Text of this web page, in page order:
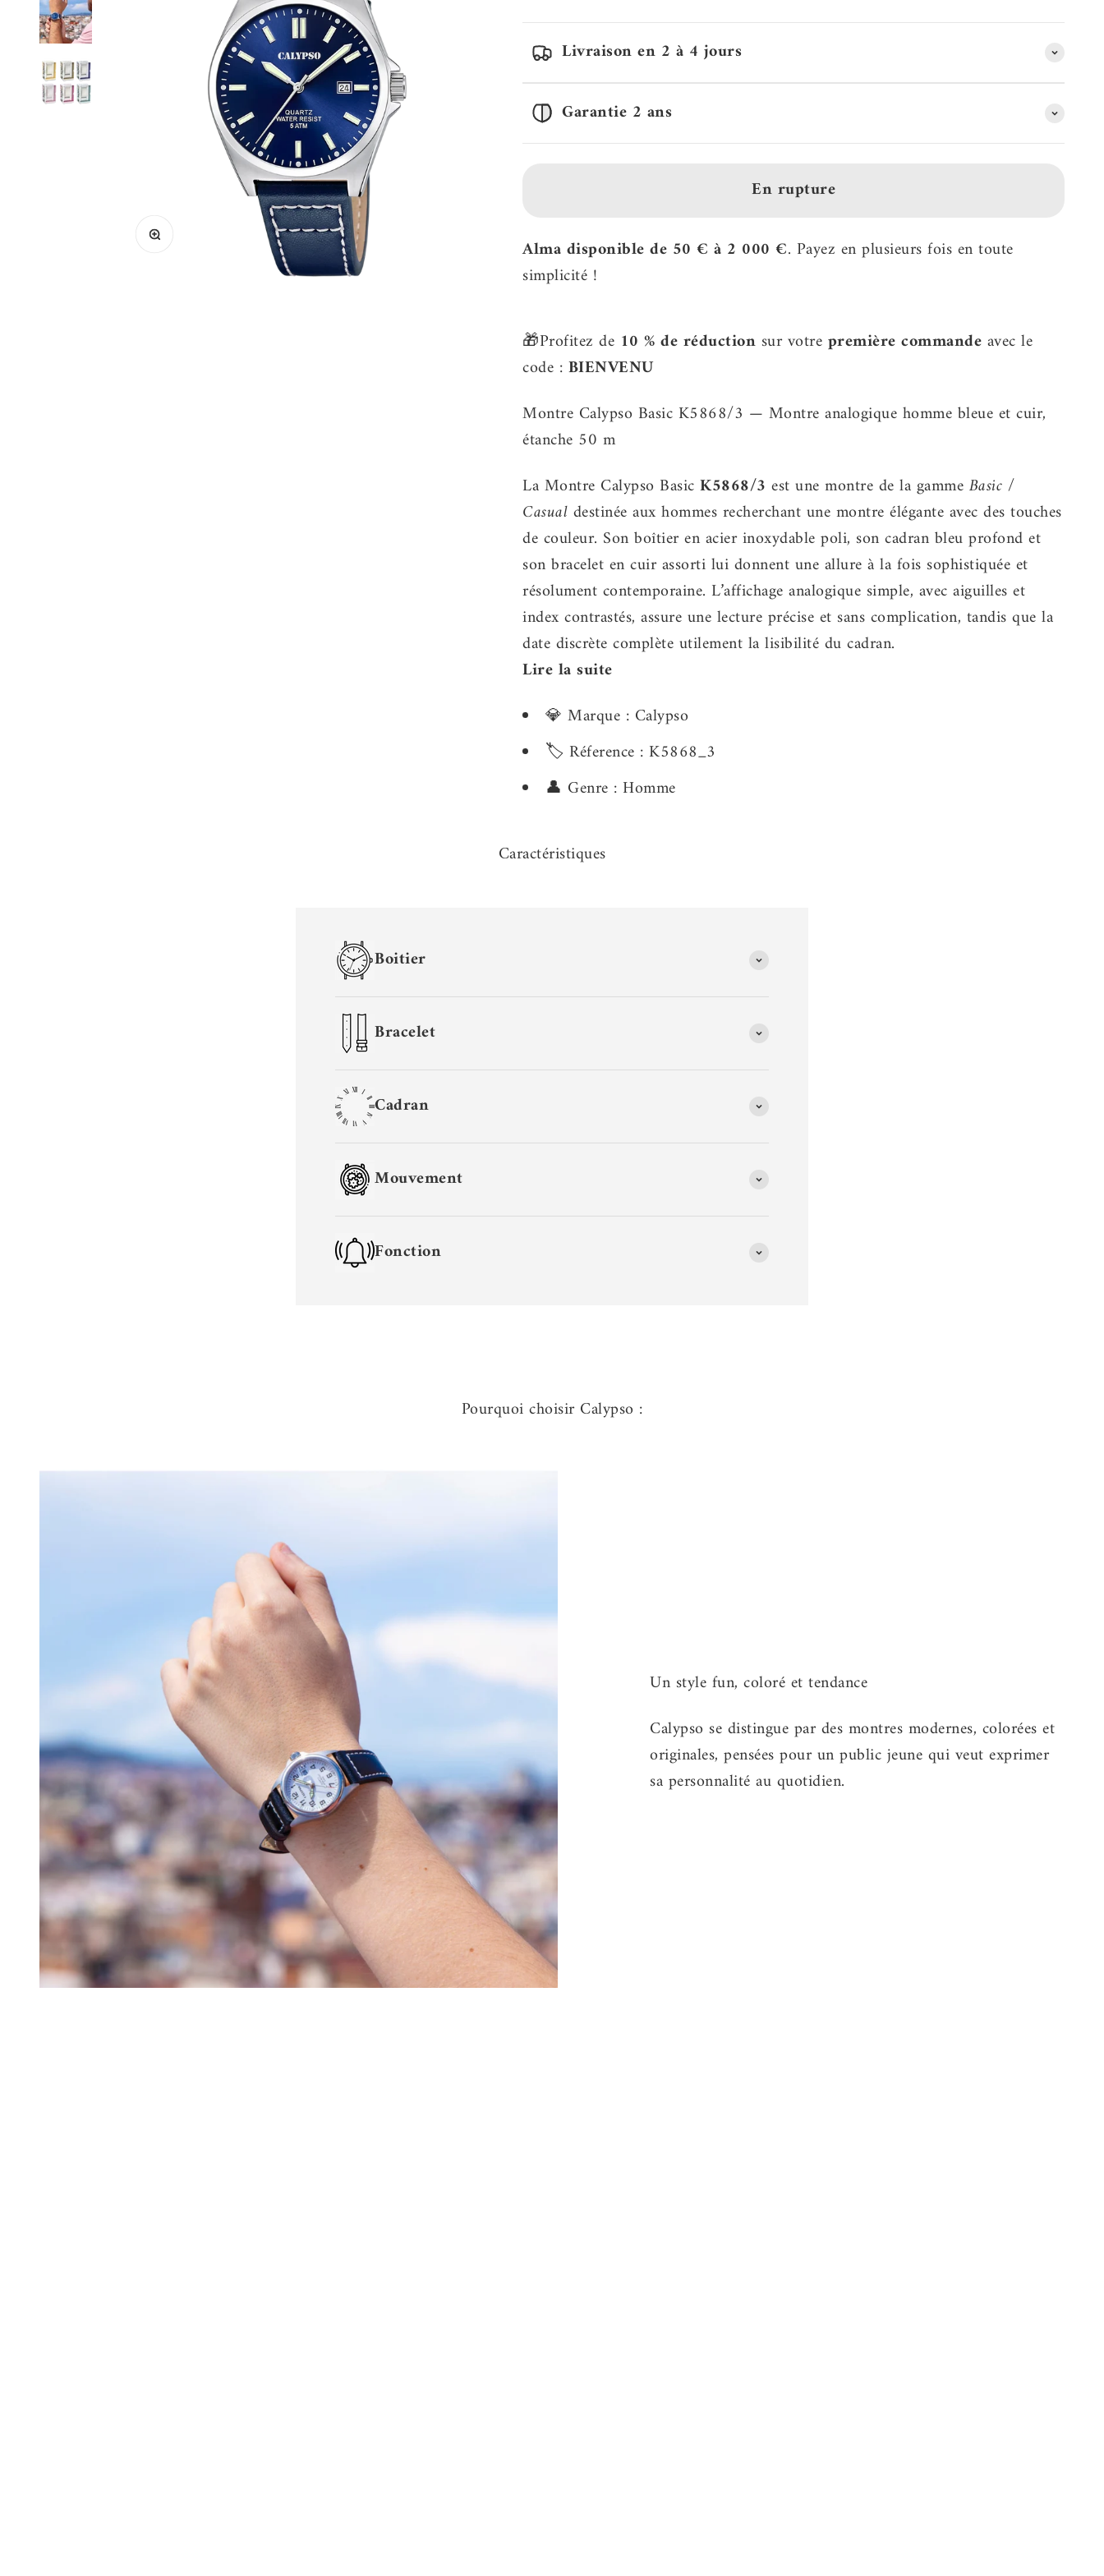
Zoomer sur l'image
Livraison en 2 à 4 jours
Garantie 2 ans
En rupture
Alma disponible de 50 € à 2 000 €. Payez en plusieurs fois en toute
simplicité !
🎁Profitez de 10 % de réduction sur votre première commande avec le
code : BIENVENU
Montre Calypso Basic K5868/3 — Montre analogique homme bleue et cuir,
étanche 50 m
La Montre Calypso Basic K5868/3 est une montre de la gamme Basic /
Casual destinée aux hommes recherchant une montre élégante avec des touches
de couleur. Son boîtier en acier inoxydable poli, son cadran bleu profond et
son bracelet en cuir assorti lui donnent une allure à la fois sophistiquée et
résolument contemporaine. L’affichage analogique simple, avec aiguilles et
index contrastés, assure une lecture précise et sans complication, tandis que la
date discrète complète utilement la lisibilité du cadran.
Lire la suite
💎 Marque : Calypso
🏷️ Réference : K5868_3
👤 Genre : Homme
Caractéristiques
Boitier
Bracelet
Cadran
Mouvement
Fonction
Pourquoi choisir Calypso :
Calypso se distingue par des montres modernes, colorées et
originales, pensées pour un public jeune qui veut exprimer
sa personnalité au quotidien.